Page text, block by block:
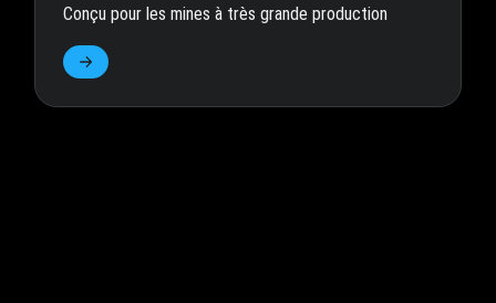
Conçu pour les mines à très grande production